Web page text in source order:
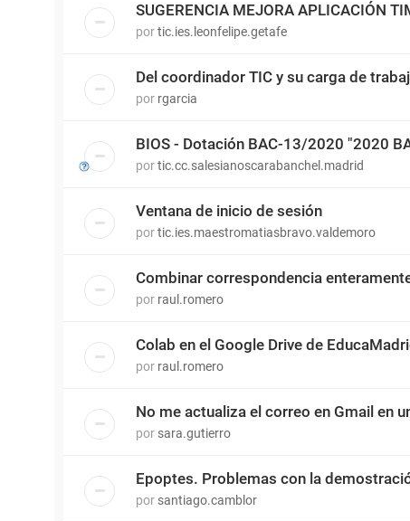
SUGERENCIA MEJORA APLICACIÓN
portic.ies.leonfelipe.getafe
Del coordinador TIC y su carga de
por rgarcia
BIOS - Dotación BAC-13/2020 "2020
portic.cc.salesianoscarabanchel.madrid
Ventana de inicio de sesión
portic.ies.maestromatiasbravo.valdemoro
Combinar correspondencia
por raul.romero
Colab en el Google Drive de
por raul.romero
No me actualiza el correo en Gmail en
por sara.gutierro
Epoptes. Problemas con la
por santiago.camblor